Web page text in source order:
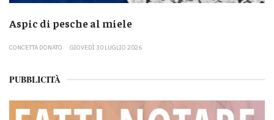
Aspic di pesche al miele
CONCETTA DONATO GIOVEDÌ 30 LUGLIO 2026
PUBBLICITÀ